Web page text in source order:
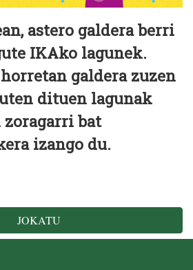
astero galdera berri
IKAko lagunek.
galdera zuzen
dituen lagunak
bat
izango du.
JOKATU